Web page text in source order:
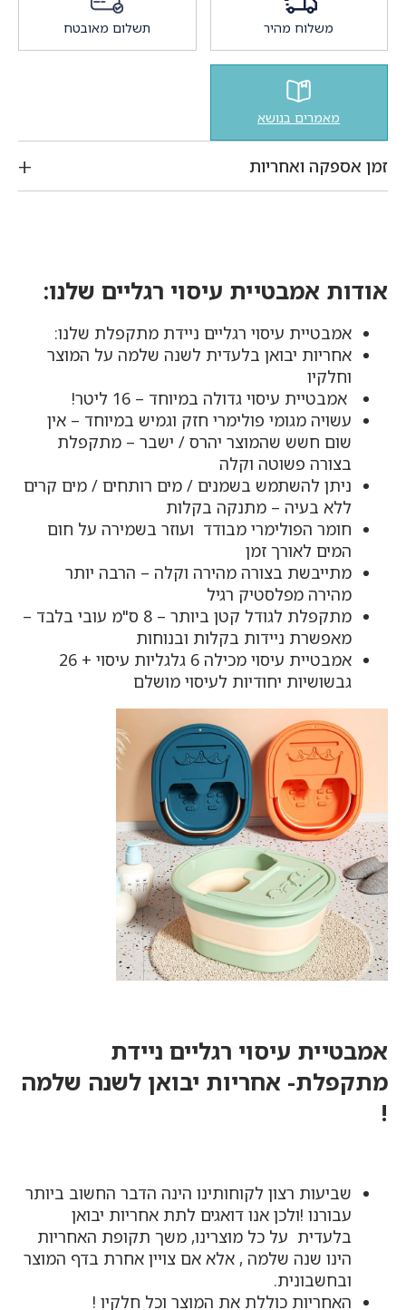
משלוח מהיר תשלום מאובטח
מאמרים בנושא
זמן אספקה ואחריות
אודות אמבטיית עיסוי רגליים שלנו:
אמבטיית עיסוי רגליים ניידת מתקפלת שלנו:
אחריות יבואן בלעדית לשנה שלמה על המוצר
וחלקיו
אמבטיית עיסוי גדולה במיוחד – 16 ליטר!
עשויה מגומי פולימרי חזק וגמיש במיוחד – אין
שום חשש שהמוצר יהרס / ישבר – מתקפלת
בצורה פשוטה וקלה
ניתן להשתמש בשמנים / מים רותחים / מים קרים
ללא בעיה – מתנקה בקלות
חומר הפולימרי מבודד ועוזר בשמירה על חום
המים לאורך זמן
מתייבשת בצורה מהירה וקלה – הרבה יותר
מהירה מפלסטיק רגיל
מתקפלת לגודל קטן ביותר – 8 ס"מ עובי בלבד –
מאפשרת ניידות בקלות ובנוחות
אמבטיית עיסוי מכילה 6 גלגליות עיסוי + 26
גבשושיות יחודיות לעיסוי מושלם
אמבטיית עיסוי רגליים ניידת
מתקפלת- אחריות יבואן לשנה שלמה
!
שביעות רצון לקוחותינו הינה הדבר החשוב ביותר
עבורנו !ולכן אנו דואגים לתת אחריות יבואן
בלעדית על כל מוצרינו, משך תקופת האחריות
הינו שנה שלמה , אלא אם צויין אחרת בדף המוצר
ובחשבונית.
האחריות כוללת את המוצר וכל חלקיו !